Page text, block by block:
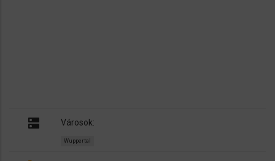
dns Városok:
Wuppertal